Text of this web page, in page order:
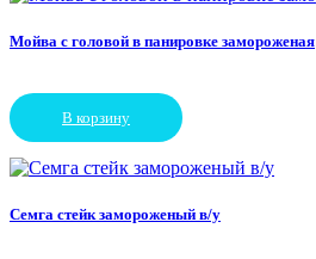
Мойва с головой в панировке замороженая
В корзину
Семга стейк замороженый в/у